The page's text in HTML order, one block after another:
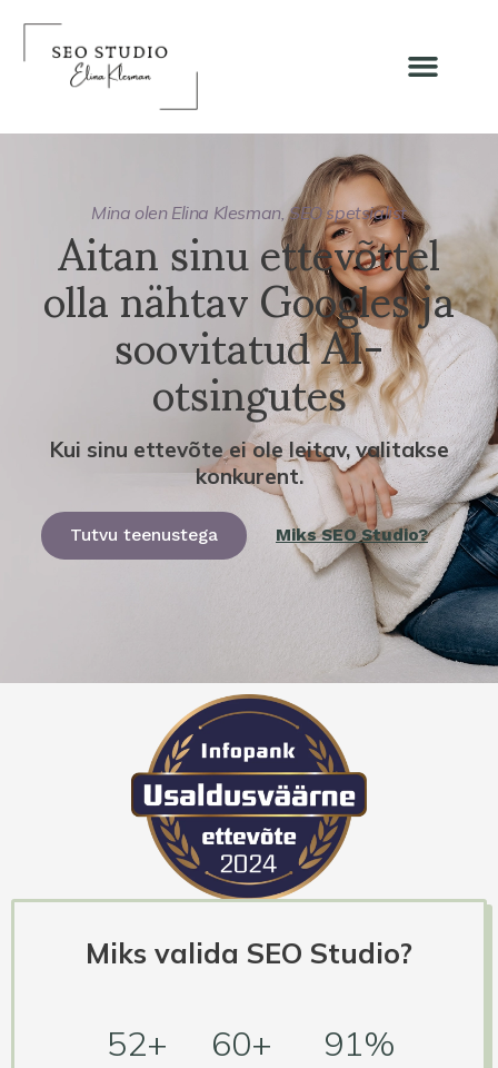
content
Mina olen Elina Klesman, SEO spetsialist
Aitan sinu ettevõttel
olla nähtav Googles ja
soovitatud AI-
otsingutes
Kui sinu ettevõte ei ole leitav, valitakse
konkurent.
Tutvu teenustega Miks SEO Studio?
Miks valida SEO Studio?
58+ 60+ 91%